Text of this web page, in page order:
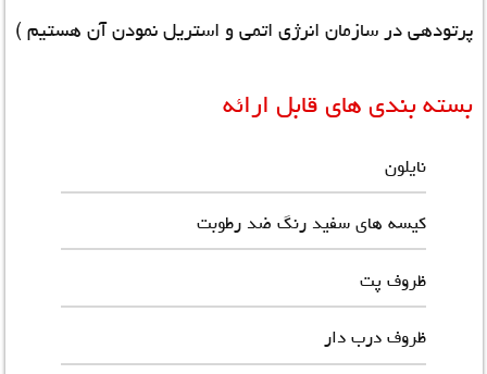
پرتودهی در سازمان انرژی اتمی و استریل نمودن آن هستیم )
بسته بندی های قابل ارائه
نایلون
کیسه های سفید رنگ ضد رطوبت
ظروف پت
ظروف درب دار